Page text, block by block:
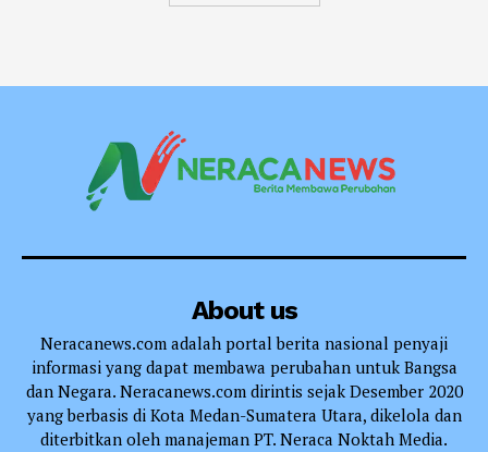
About us
Neracanews.com adalah portal berita nasional penyaji
informasi yang dapat membawa perubahan untuk Bangsa
dan Negara. Neracanews.com dirintis sejak Desember 2020
yang berbasis di Kota Medan-Sumatera Utara, dikelola dan
diterbitkan oleh manajeman PT. Neraca Noktah Media.